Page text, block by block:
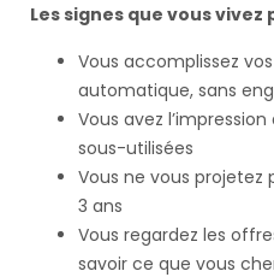
Les signes que vous
Vous accomplissez
automatique, sans
Vous avez
sous-utilisées
Vous ne vous projetez
3 ans
Vous regardez les
savoir ce que vous